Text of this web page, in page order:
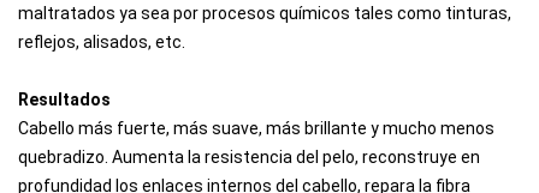
maltratados ya sea por procesos químicos tales como tinturas,
reflejos, alisados, etc.
Resultados
Cabello más fuerte, más suave, más brillante y mucho menos
quebradizo. Aumenta la resistencia del pelo, reconstruye en
profundidad los enlaces internos del cabello, repara la fibra